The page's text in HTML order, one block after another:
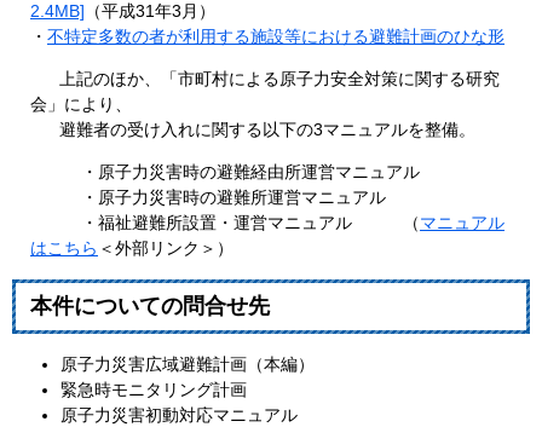
2.4MB] （平成31年3月）
・ 不特定多数の者が利用する施設等における避難計画のひな形
上記のほか、「市町村による原子力安全対策に関する研究
会」により、
避難者の受け入れに関する以下の3マニュアルを整備。
・原子力災害時の避難経由所運営マニュアル
・原子力災害時の避難所運営マニュアル
・福祉避難所設置・運営マニュアル （マニュアル
はこちら ＜外部リンク＞ ）
本件についての問合せ先
原子力災害広域避難計画（本編）
緊急時モニタリング計画
原子力災害初動対応マニュアル